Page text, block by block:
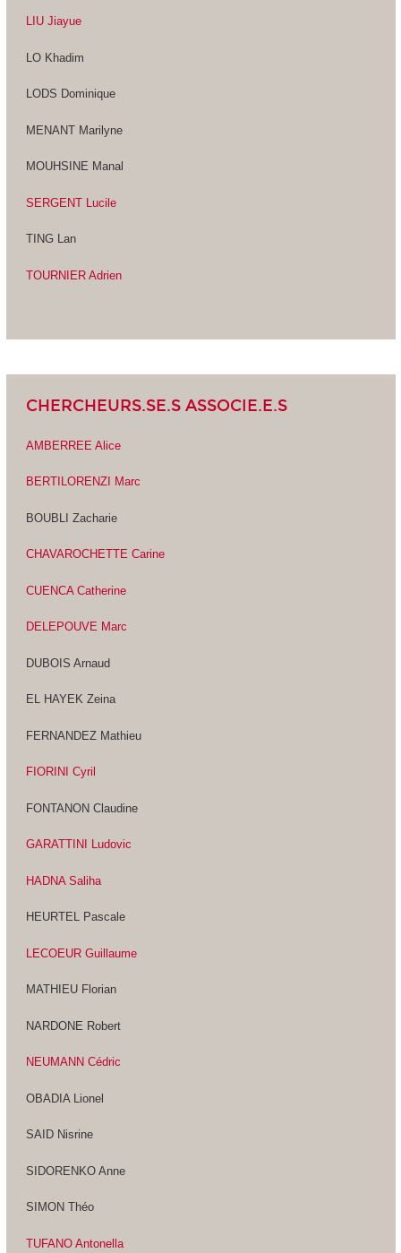
LIU Jiayue
LO Khadim
LODS Dominique
MENANT Marilyne
MOUHSINE Manal
SERGENT Lucile
TING Lan
TOURNIER Adrien
CHERCHEURS.SE.S ASSOCIE.E.S
AMBERREE Alice
BERTILORENZI Marc
BOUBLI Zacharie
CHAVAROCHETTE Carine
CUENCA Catherine
DELEPOUVE Marc
DUBOIS Arnaud
EL HAYEK Zeina
FERNANDEZ Mathieu
FIORINI Cyril
FONTANON Claudine
GARATTINI Ludovic
HADNA Saliha
HEURTEL Pascale
LECOEUR Guillaume
MATHIEU Florian
NARDONE Robert
NEUMANN Cédric
OBADIA Lionel
SAID Nisrine
SIDORENKO Anne
SIMON Théo
TUFANO Antonella